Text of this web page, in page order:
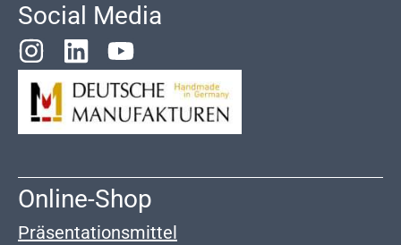
Social Media
Online-Shop
Präsentationsmittel